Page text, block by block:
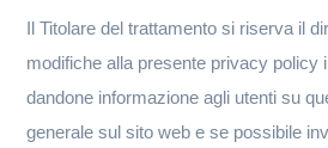
Il Titolare del trattamento si riserva il
modifiche alla presente privacy policy
dandone informazione agli utenti su
generale sul sito web e se possibile